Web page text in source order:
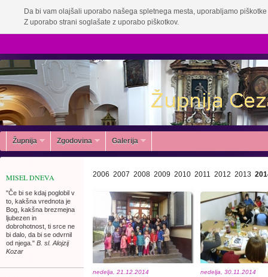
Da bi vam olajšali uporabo našega spletnega mesta, uporabljamo
Z uporabo strani soglašate z uporabo piškotkov.
Župnija Zgodovina Galerija
MISEL DNEVA
"Če bi se kdaj poglobil v
to, kakšna vrednota je
Bog, kakšna brezmejna
ljubezen in
dobrohotnost, ti srce ne
bi dalo, da bi se odvrnil
od njega." B. sl. Alojzij
Kozar
2006 2007 2008 2009 2010 2011 2012 2013
nedelja, 21.12.2014 nedelja, 30.11.2014